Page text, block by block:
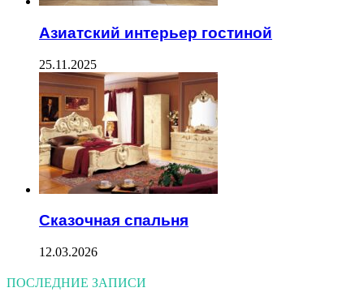
Азиатский интерьер гостиной
25.11.2025
Сказочная спальня
12.03.2026
ПОСЛЕДНИЕ ЗАПИСИ